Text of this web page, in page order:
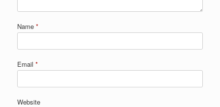
Name *
Email *
Website